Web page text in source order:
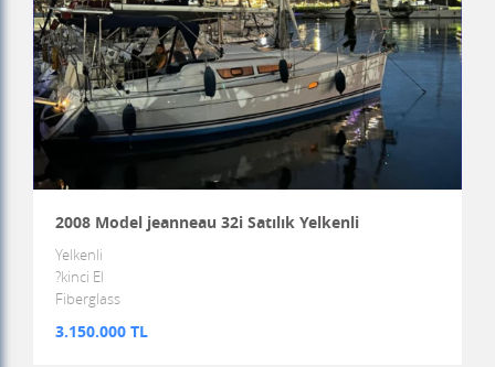
2008 Model jeanneau 32i Satılık Yelkenli
Yelkenli
?kinci El
Fiberglass
3.150.000 TL